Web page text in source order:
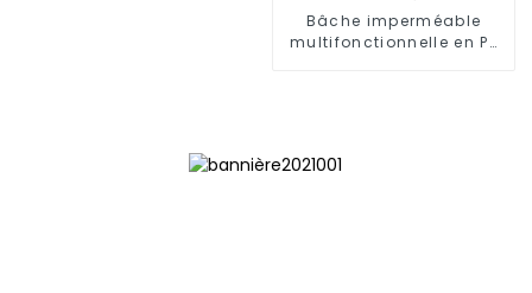
Bâche imperméable
multifonctionnelle en PE